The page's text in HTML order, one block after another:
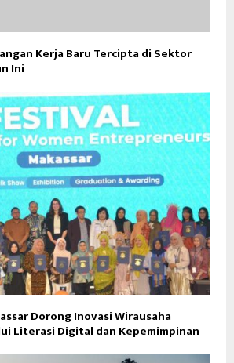
Kerja Baru Tercipta di Sektor
Ini
Dorong Inovasi Wirausaha
Literasi Digital dan Kepemimpinan